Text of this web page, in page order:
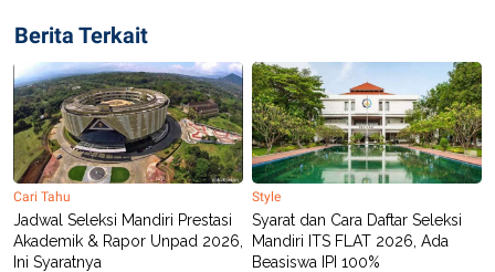
Berita Terkait
Cari Tahu
Jadwal Seleksi Mandiri Prestasi
Akademik & Rapor Unpad 2026,
Ini Syaratnya
Style
Syarat dan Cara Daftar Seleksi
Mandiri ITS FLAT 2026, Ada
Beasiswa IPI 100%